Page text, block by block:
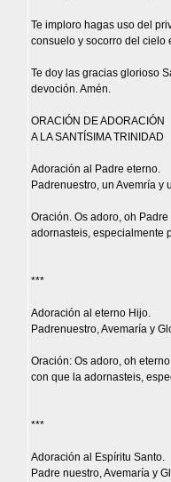
Te imploro hagas uso del
consuelo y socorro del cielo
Te doy las gracias glorioso
devoción. Amén.
ORACIÓN DE ADORACIÓN
A LA SANTÍSIMA TRINIDAD
Adoración al Padre eterno.
Padrenuestro, un Avemría y
Oración. Os adoro, oh
adornasteis, especialmente
***
Adoración al eterno Hijo.
Padrenuestro, Avemaría y
Oración: Os adoro, oh
con que la adornasteis,
***
Adoración al Espíritu Santo.
Padre nuestro, Avemaría y